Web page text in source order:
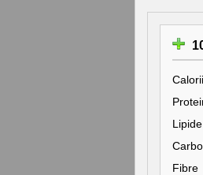
Calorii
Lipide
Fibre